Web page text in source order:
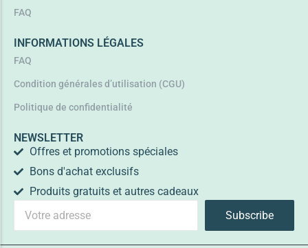
FAQ
INFORMATIONS LÉGALES
FAQ
Condition générales d’utilisation (CGU)
Politique de confidentialité
NEWSLETTER
Offres et promotions spéciales
Bons d'achat exclusifs
Produits gratuits et autres cadeaux
Subscribe